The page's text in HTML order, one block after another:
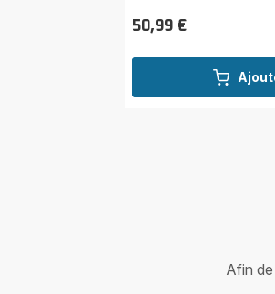
Prix
50,99 €
Afin